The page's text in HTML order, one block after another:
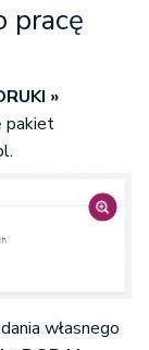
pracę
»
pakiet
własnego